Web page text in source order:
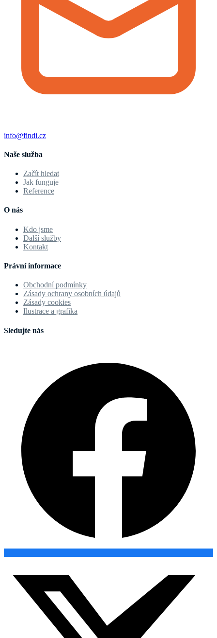
info@findi.cz
Naše služba
Začít hledat
Jak funguje
Reference
O nás
Kdo jsme
Další služby
Kontakt
Právní informace
Obchodní podmínky
Zásady ochrany osobních údajů
Zásady cookies
Ilustrace a grafika
Sledujte nás